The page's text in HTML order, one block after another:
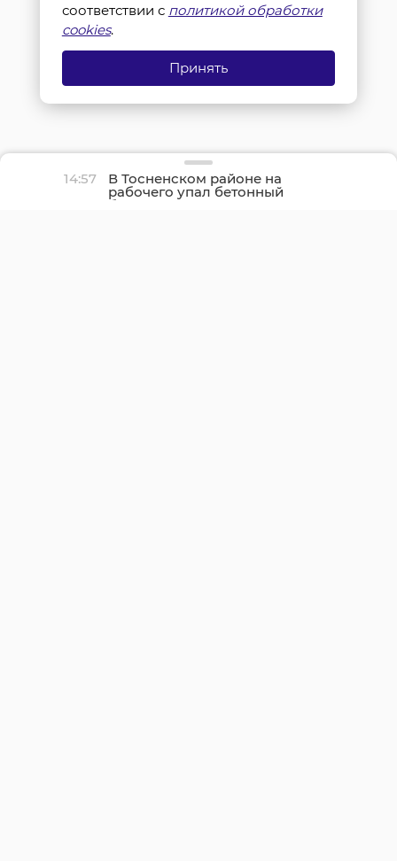
14:57 В Тосненском районе на
рабочего упал бетонный
блок
соответствии с политикой обработки
cookies.
Принять